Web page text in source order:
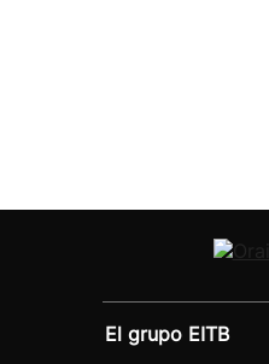
El grupo EITB